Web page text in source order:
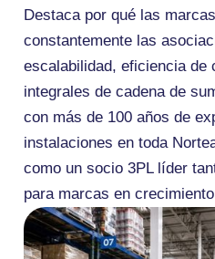
Destaca por qué las
constantemente las
escalabilidad, eficiencia de
integrales de cadena de
con más de 100 años de
instalaciones en toda
como un socio 3PL líder
para marcas en